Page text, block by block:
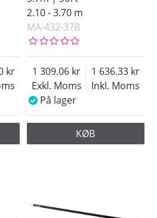
2.10 - 3.70 m
MA-432-37B
Exkl. Moms
1 309.06
Inkl. Moms
1 636.33
På lager
KØB